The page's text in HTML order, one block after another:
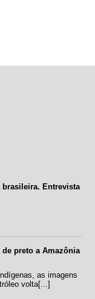
Entrevista
preto a Amazônia
as imagens
volta[...]